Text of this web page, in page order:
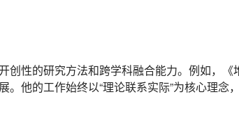
性的研究方法和跨学科融合能力。例如，
他的工作始终以“理论联系实际”为核心理念